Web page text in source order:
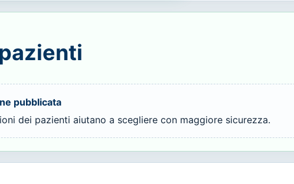
pubblicata
dei pazienti aiutano a scegliere con maggiore sicurezza.